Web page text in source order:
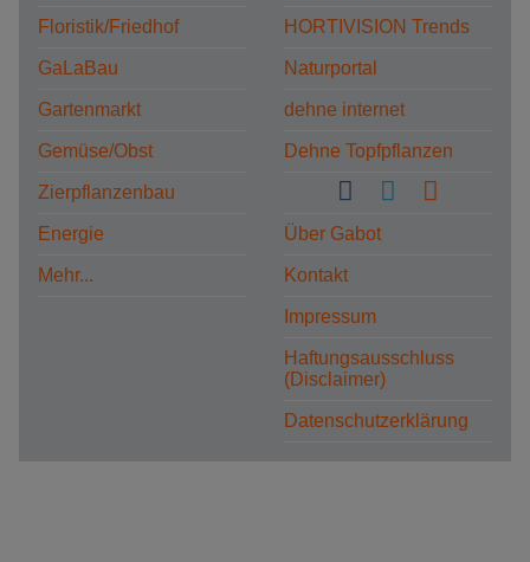
Floristik/Friedhof
GaLaBau
Gartenmarkt
Gemüse/Obst
Zierpflanzenbau
Energie
Mehr...
HORTIVISION Trends
Naturportal
dehne internet
Dehne Topfpflanzen
Über Gabot
Kontakt
Impressum
Haftungsausschluss
(Disclaimer)
Datenschutzerklärung